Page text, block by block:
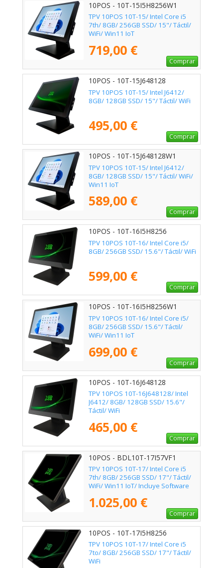
10POS - 10T-15I5H8256W1
TPV 10POS 10T-15/ Intel Core i5
7th/ 8GB/ 256GB SSD/ 15"/ Táctil/
WiFi/ Win11 IoT
719,00 €
Comprar
10POS - 10T-15J648128
TPV 10POS 10T-15/ Intel J6412/
8GB/ 128GB SSD/ 15"/ Táctil/ WiFi
495,00 €
Comprar
10POS - 10T-15J648128W1
TPV 10POS 10T-15/ Intel J6412/
8GB/ 128GB SSD/ 15"/ Táctil/ WiFi/
Win11 IoT
589,00 €
Comprar
10POS - 10T-16I5H8256
TPV 10POS 10T-16/ Intel Core i5/
8GB/ 256GB SSD/ 15.6"/ Táctil/ WiFi
599,00 €
Comprar
10POS - 10T-16I5H8256W1
TPV 10POS 10T-16/ Intel Core i5/
8GB/ 256GB SSD/ 15.6"/ Táctil/
WiFi/ Win11 IoT
699,00 €
Comprar
10POS - 10T-16J648128
TPV 10POS 10T-16J648128/ Intel
J6412/ 8GB/ 128GB SSD/ 15.6"/
Táctil/ WiFi
465,00 €
Comprar
10POS - BDL10T-17I57VF1
TPV 10POS 10T-17/ Intel Core i5
7th/ 8GB/ 256GB SSD/ 17"/ Táctil/
WiFi/ Win11 IoT/ Incluye Software
1.025,00 €
Comprar
10POS - 10T-17I5H8256
TPV 10POS 10T-17/ Intel Core i5
7to/ 8GB/ 256GB SSD/ 17"/ Táctil/
WiFi